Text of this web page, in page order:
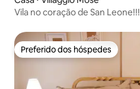
Vila no coração de San Leone!!!
Preferido dos hóspedes
Preferido dos hóspedes